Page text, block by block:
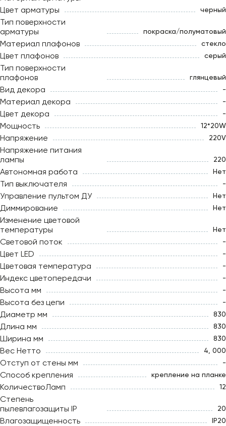
Цвет арматуры черный
Тип поверхности
арматуры
покраска/полуматовый
Материал плафонов стекло
Цвет плафонов серый
Тип поверхности
плафонов
глянцевый
Вид декора -
Материал декора -
Цвет декора -
Мощность 12*20W
Напряжение 220V
Напряжение питания
лампы
220
Автономная работа Нет
Тип выключателя -
Управление пультом ДУ Нет
Диммирование Нет
Изменение цветовой
температуры
Нет
Световой поток -
Цвет LED -
Цветовая температура -
Индекс цветопередачи -
Высота мм -
Высота без цепи -
Диаметр мм 830
Длина мм 830
Ширина мм 830
Вес Нетто 4, 000
Отступ от стены мм -
Способ крепления крепление на планке
КоличествоЛамп 12
Степень
пылевлагозащиты IP
20
Влагозащищенность IP20